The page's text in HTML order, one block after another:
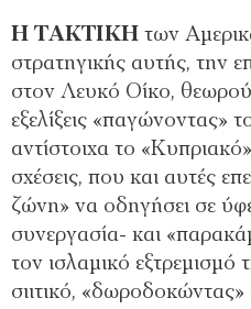
Η ΤΑΚΤΙΚΗ των
στρατηγικής αυτής, την
στον Λευκό Οίκο,
εξελίξεις «παγώνοντας»
αντίστοιχα το
σχέσεις, που και αυτές
ζώνη» να οδηγήσει σε
συνεργασία- και
τον ισλαμικό εξτρεμισμό
σιιτικό,